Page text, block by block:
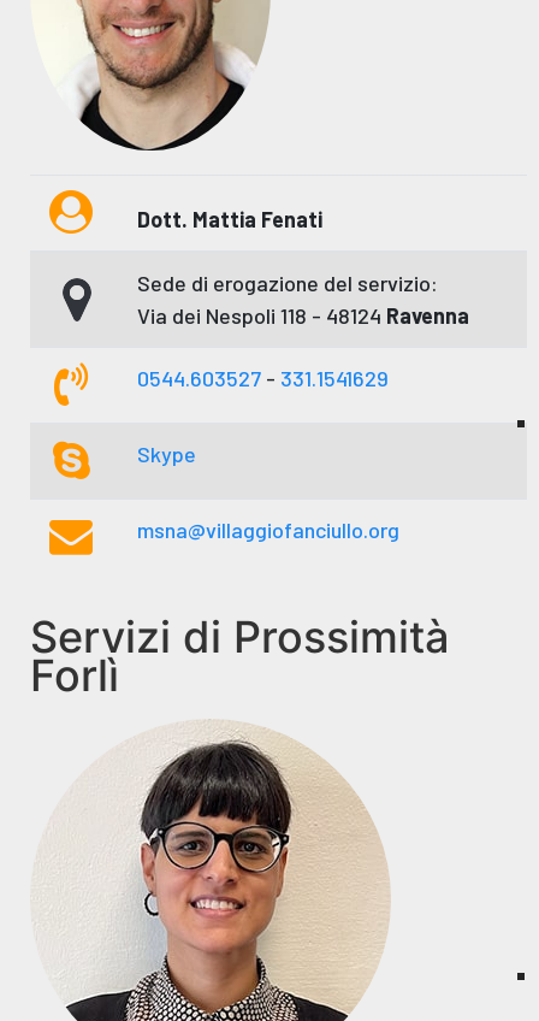
Dott. Mattia Fenati
Sede di erogazione del servizio:
Via dei Nespoli 118 - 48124 Ravenna
0544.603527 - 331.1541629
Skype
msna@villaggiofanciullo.org
Servizi di Prossimità
Forlì